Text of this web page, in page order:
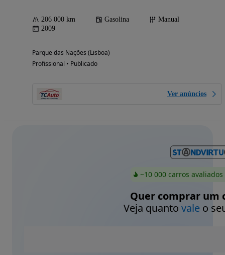
206 000 km Gasolina
Manual
2009
Parque das Nações (Lisboa)
Profissional • Publicado
Ver anúncios
~10 000 carros
Quer comprar um
Veja quanto valeo